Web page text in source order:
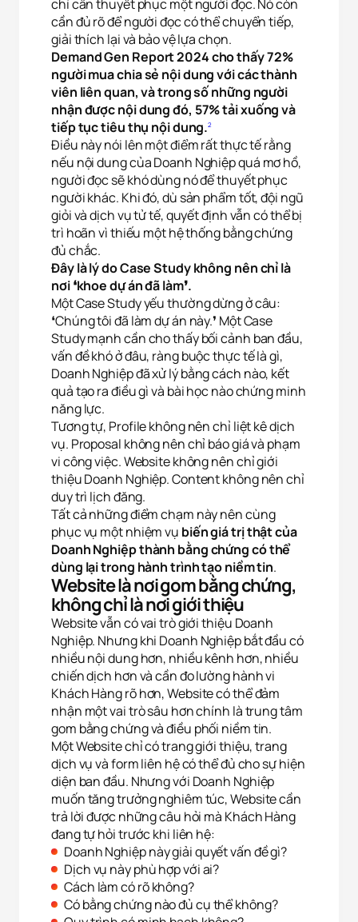
chỉ cần thuyết phục một người đọc. Nó còn
cần đủ rõ để người đọc có thể chuyển tiếp,
giải thích lại và bảo vệ lựa chọn.
Demand Gen Report 2024 cho thấy 72%
người mua chia sẻ nội dung với các thành
viên liên quan, và trong số những người
nhận được nội dung đó, 57% tải xuống và
tiếp tục tiêu thụ nội dung.2
Điều này nói lên một điểm rất thực tế rằng
nếu nội dung của Doanh Nghiệp quá mơ hồ,
người đọc sẽ khó dùng nó để thuyết phục
người khác. Khi đó, dù sản phẩm tốt, đội ngũ
giỏi và dịch vụ tử tế, quyết định vẫn có thể bị
trì hoãn vì thiếu một hệ thống bằng chứng
đủ chắc.
Đây là lý do Case Study không nên chỉ là
nơi ❛khoe dự án đã làm❜.
Một Case Study yếu thường dừng ở câu:
❛Chúng tôi đã làm dự án này.❜ Một Case
Study mạnh cần cho thấy bối cảnh ban đầu,
vấn đề khó ở đâu, ràng buộc thực tế là gì,
Doanh Nghiệp đã xử lý bằng cách nào, kết
quả tạo ra điều gì và bài học nào chứng minh
năng lực.
Tương tự, Profile không nên chỉ liệt kê dịch
vụ. Proposal không nên chỉ báo giá và phạm
vi công việc. Website không nên chỉ giới
thiệu Doanh Nghiệp. Content không nên chỉ
duy trì lịch đăng.
Tất cả những điểm chạm này nên cùng
phục vụ một nhiệm vụ biến giá trị thật của
Doanh Nghiệp thành bằng chứng có thể
dùng lại trong hành trình tạo niềm tin.
Website là nơi gom bằng chứng,
không chỉ là nơi giới thiệu
Website vẫn có vai trò giới thiệu Doanh
Nghiệp. Nhưng khi Doanh Nghiệp bắt đầu có
nhiều nội dung hơn, nhiều kênh hơn, nhiều
chiến dịch hơn và cần đo lường hành vi
Khách Hàng rõ hơn, Website có thể đảm
nhận một vai trò sâu hơn chính là trung tâm
gom bằng chứng và điều phối niềm tin.
Một Website chỉ có trang giới thiệu, trang
dịch vụ và form liên hệ có thể đủ cho sự hiện
diện ban đầu. Nhưng với Doanh Nghiệp
muốn tăng trưởng nghiêm túc, Website cần
trả lời được những câu hỏi mà Khách Hàng
đang tự hỏi trước khi liên hệ:
Doanh Nghiệp này giải quyết vấn đề gì?
Dịch vụ này phù hợp với ai?
Cách làm có rõ không?
Có bằng chứng nào đủ cụ thể không?